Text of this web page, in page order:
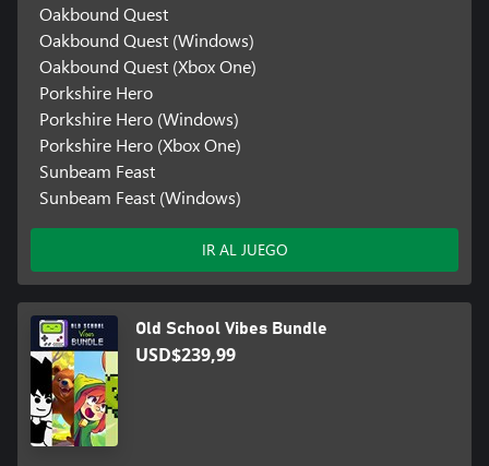
Oakbound Quest
Oakbound Quest (Windows)
Oakbound Quest (Xbox One)
Porkshire Hero
Porkshire Hero (Windows)
Porkshire Hero (Xbox One)
Sunbeam Feast
Sunbeam Feast (Windows)
IR AL JUEGO
Old School Vibes Bundle
USD$239,99